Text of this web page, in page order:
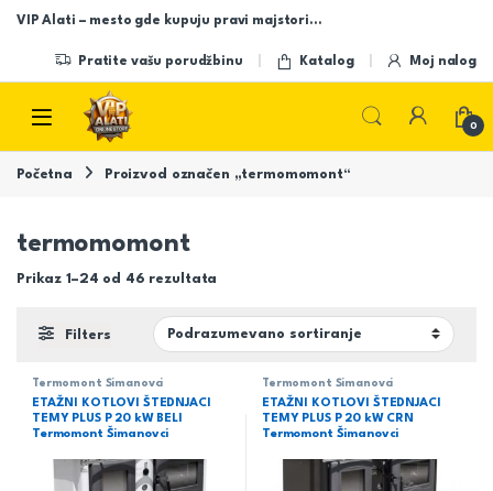
Skip to navigation
Skip to content
VIP Alati – mesto gde kupuju pravi majstori…
Pratite vašu porudžbinu Katalog Moj nalog
Open
0
Početna Proizvod označen „termomomont“
termomomont
Prikaz 1–24 od 46 rezultata
Filters
Termomont Šimanovci
ETAŽNI KOTLOVI ŠTEDNJACI
TEMY PLUS P 20 kW BELI
Termomont Šimanovci
Termomont Šimanovci
ETAŽNI KOTLOVI ŠTEDNJACI
TEMY PLUS P 20 kW CRN
Termomont Šimanovci